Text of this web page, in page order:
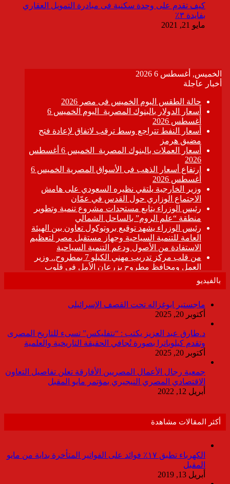
كيف تقدم على وحدة سكنية فى مبادرة التمويل العقاري
بفايدة ٣٪
مايو 21, 2021
بالفيديو
ماجستير ابوغزاله تحت القصف الإسرائيلى
أكتوبر 20, 2025
د.طارق عبد العزيز يكتب : “نتفليكس” تسىء للتاريخ المصرى
وتقدم كيلوباترا بصورة تُجافي الحقيقة التاريخية والعلمية
أكتوبر 20, 2025
جمعية رجال الأعمال المصريين الأفارقة تعلن تفاصيل التعاون
الاقتصادي المصري النيجيري بمؤتمر مايو المقبل
أبريل 12, 2022
أكثر المقالات مشاهدة
الكهرباء تطبق ١٧٪ فوائد على الفواتير المتأخرة بداية من مايو
المقبل
أبريل 13, 2019